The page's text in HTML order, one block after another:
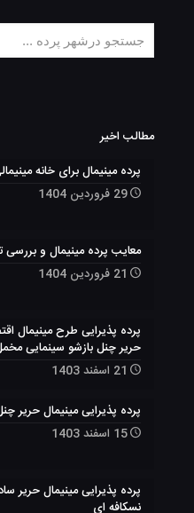
جستجو
مطالب اخیر
پرده مینیمال برای خانه
29 فروردین 1404
معایب پرده مینیمال و
21 فروردین 1404
پرده پذیرایی طرح مینیمال
حریر چنل بازشو سینمایی
21 اسفند 1403
پرده پذیرایی مینیمال حریر
15 اسفند 1403
پرده پذیرایی مینیمال حریر
نسکافه ای